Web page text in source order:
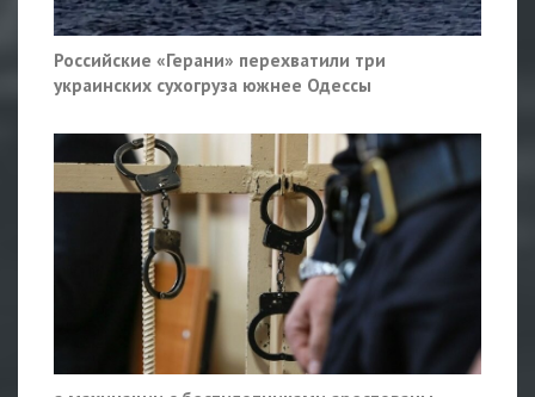
Российские «Герани» перехватили три
украинских сухогруза южнее Одессы